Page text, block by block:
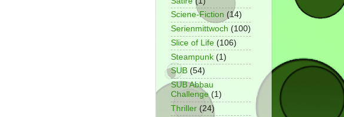
Sciene-Fiction (14)
Serienmittwoch (100)
Slice of Life (106)
Steampunk (1)
SUB (54)
SUB Abbau
Challenge (1)
Thriller (24)